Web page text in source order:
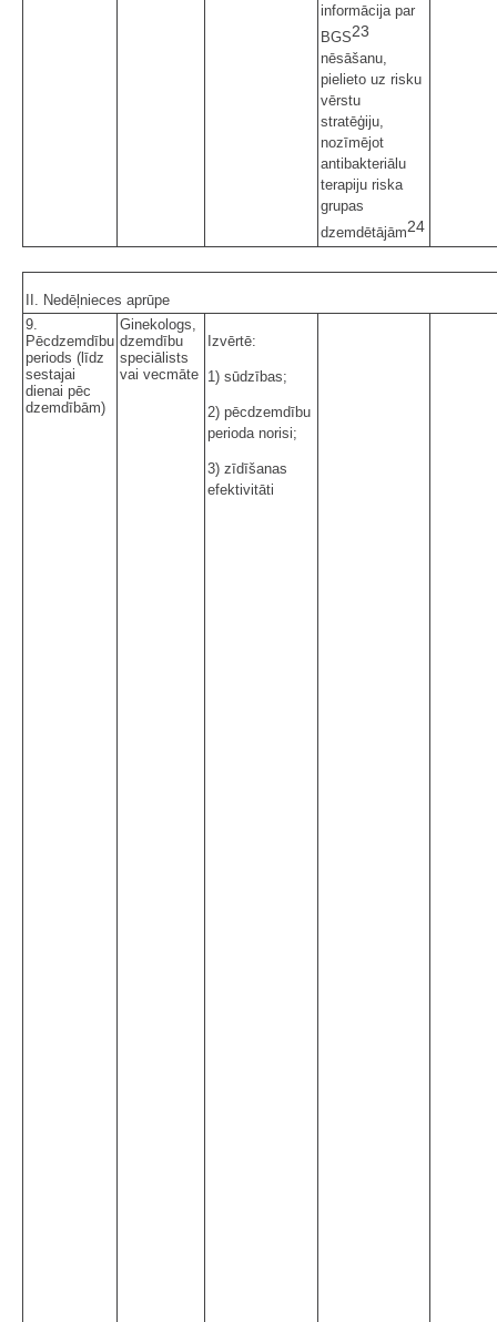
informācija par
BGS23
nēsāšanu,
pielieto uz risku
vērstu
stratēģiju,
nozīmējot
antibakteriālu
terapiju riska
grupas
dzemdētājām24
II. Nedēļnieces aprūpe
9.
Pēcdzemdību
periods (līdz
sestajai
dienai pēc
dzemdībām)
Ginekologs,
dzemdību
speciālists
vai vecmāte
Izvērtē:
1) sūdzības;
2) pēcdzemdību
perioda norisi;
3) zīdīšanas
efektivitāti